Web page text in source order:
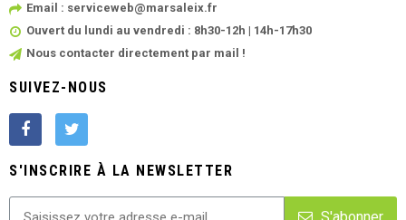
Email : serviceweb@marsaleix.fr
Ouvert du lundi au vendredi : 8h30-12h | 14h-17h30
Nous contacter directement par mail !
SUIVEZ-NOUS
S'INSCRIRE À LA NEWSLETTER